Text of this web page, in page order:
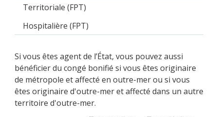
Territoriale (FPT)
Hospitalière (FPT)
Si vous êtes agent de l’État, vous pouvez aussi
bénéficier du congé bonifié si vous êtes originaire
de métropole et affecté en outre-mer ou si vous
êtes originaire d'outre-mer et affecté dans un autre
territoire d'outre-mer.